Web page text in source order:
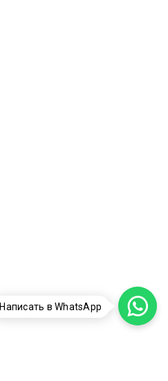
Написать в WhatsApp